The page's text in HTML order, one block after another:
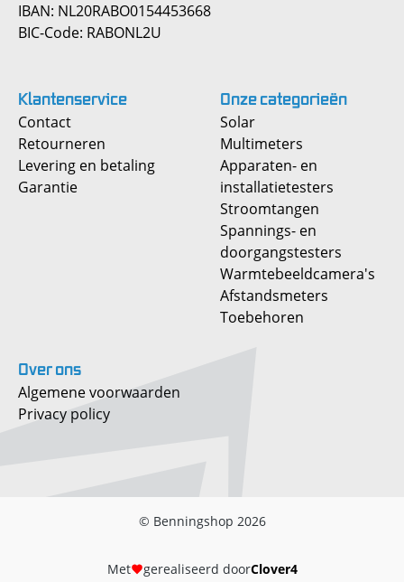
IBAN: NL20RABO0154453668
BIC-Code: RABONL2U
Klantenservice
Contact
Retourneren
Levering en betaling
Garantie
Onzecategorieën
Solar
Multimeters
Apparaten- en
installatietesters
Stroomtangen
Spannings- en
doorgangstesters
Warmtebeeldcamera's
Afstandsmeters
Toebehoren
Overons
Algemene voorwaarden
Privacy policy
© Benningshop 2026
Met gerealiseerd doorClover4